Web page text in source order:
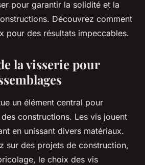
pour garantir la solidité et la
Découvrez comment
pour des résultats impeccables.
la visserie pour
un élément central pour
des constructions. Les vis jouent
en unissant divers matériaux.
sur des projets de construction,
le choix des vis